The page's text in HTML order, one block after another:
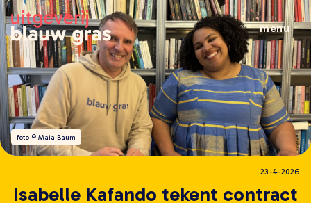
menu
wat doen wij
veelgestelde vragen
wie zijn wij
nieuws
al het nieuws
leestips
foto © Maia Baum
23-4-2026
Isabelle Kafando tekent contract